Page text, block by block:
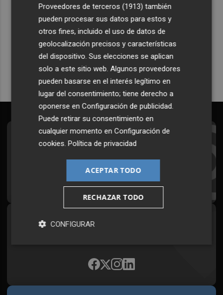
Recibe toda la actualidad de
Plaza Podcast en tu correo
Quiero suscribirme
Suscríbete al Boletín
Todos los días a primera hora en tu email
¡Quiero suscribirme!
Síguenos en redes
Proveedores de terceros (1913) también
pueden procesar sus datos para estos y
otros fines, incluido el uso de datos de
geolocalización precisos y características
del dispositivo. Sus elecciones se aplican
solo a este sitio web. Algunos proveedores
pueden basarse en el interés legítimo en
lugar del consentimiento; tiene derecho a
oponerse enConfiguración de publicidad.
Puede retirar su consentimiento en
cualquier momento enConfiguración de
cookies.Política de privacidad
ACEPTAR TODO
RECHAZAR TODO
CONFIGURAR